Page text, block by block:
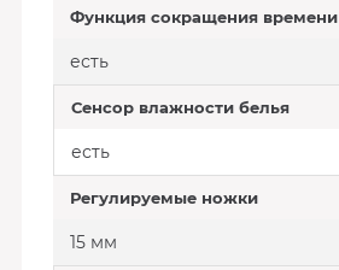
Функция сокращения времени
есть
Сенсор влажности белья
есть
Регулируемые ножки
15 мм